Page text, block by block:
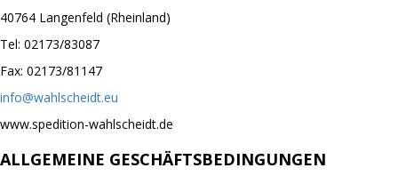
40764 Langenfeld (Rheinland)
Tel: 02173/83087
Fax: 02173/81147
info@wahlscheidt.eu
www.spedition-wahlscheidt.de
ALLGEMEINE GESCHÄFTSBEDINGUNGEN